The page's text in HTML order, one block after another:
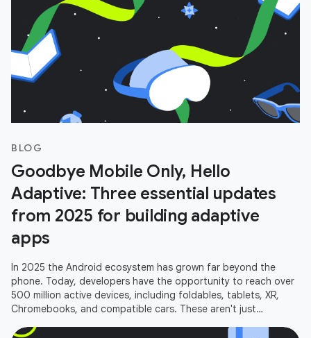
BLOG
Goodbye Mobile Only, Hello
Adaptive: Three essential updates
from 2025 for building adaptive
apps
In 2025 the Android ecosystem has grown far beyond the
phone. Today, developers have the opportunity to reach over
500 million active devices, including foldables, tablets, XR,
Chromebooks, and compatible cars. These aren't just